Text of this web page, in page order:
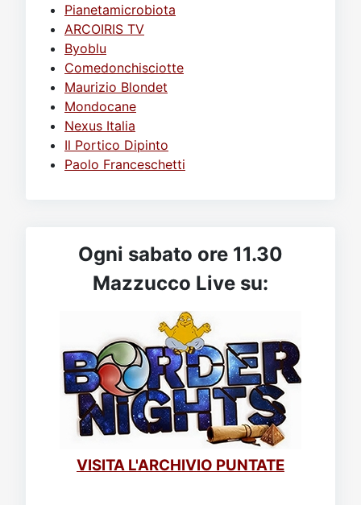
Pianetamicrobiota
ARCOIRIS TV
Byoblu
Comedonchisciotte
Maurizio Blondet
Mondocane
Nexus Italia
Il Portico Dipinto
Paolo Franceschetti
Ogni sabato ore 11.30
Mazzucco Live su:
VISITA L'ARCHIVIO PUNTATE